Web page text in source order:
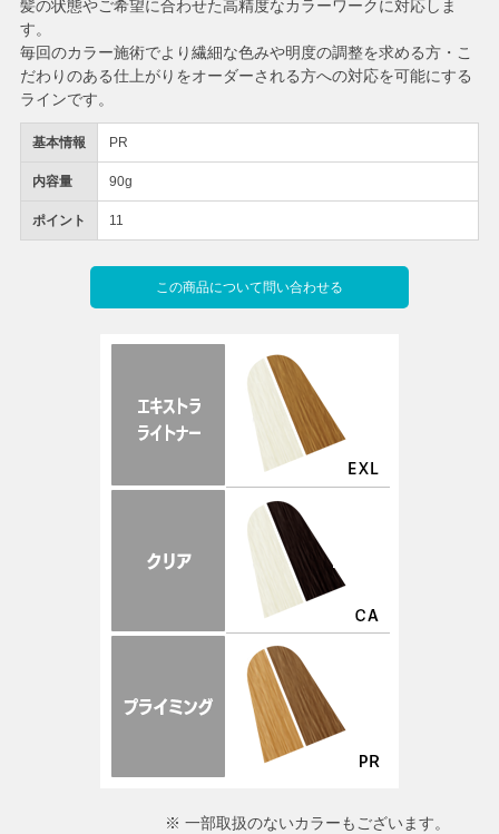
基本情報 PR
内容量 90g
ポイント 11
この商品について問い合わせる
髪の状態やご希望に合わせた高精度なカラーワークに対応しま
す。
毎回のカラー施術でより繊細な色みや明度の調整を求める方・こ
だわりのある仕上がりをオーダーされる方への対応を可能にする
ラインです。
※ 一部取扱のないカラーもございます。